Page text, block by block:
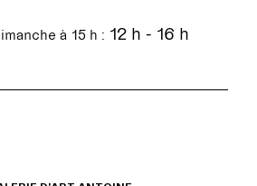
à 15 h : 12 h - 16 h